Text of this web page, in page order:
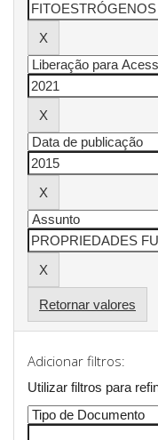
Retornar valores
Adicionar filtros:
Utilizar filtros para